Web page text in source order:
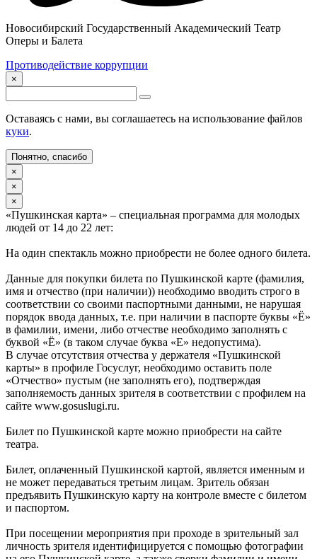
Новосибирский Государственный Академический Театр
Оперы и Балета
Противодействие коррупции
×
Оставаясь с нами, вы соглашаетесь на использование файлов
куки.
Понятно, спасибо
×
×
×
«Пушкинская карта» – специальная программа для молодых
людей от 14 до 22 лет:
На один спектакль можно приобрести не более одного билета.
Данные для покупки билета по Пушкинской карте (фамилия,
имя и отчество (при наличии)) необходимо вводить строго в
соответствии со своими паспортными данными, не нарушая
порядок ввода данных, т.е. при наличии в паспорте буквы «Ё»
в фамилии, имени, либо отчестве необходимо заполнять с
буквой «Ё» (в таком случае буква «Е» недопустима).
В случае отсутствия отчества у держателя «Пушкинской
карты» в профиле Госуслуг, необходимо оставить поле
«Отчество» пустым (не заполнять его), подтверждая
заполняемость данных зрителя в соответствии с профилем на
сайте www.gosuslugi.ru.
Билет по Пушкинской карте можно приобрести на сайте
театра.
Билет, оплаченный Пушкинской картой, является именным и
не может передаваться третьим лицам. Зритель обязан
предъявить Пушкинскую карту на контроле вместе с билетом
и паспортом.
При посещении мероприятия при проходе в зрительный зал
личность зрителя идентифицируется с помощью фотографии